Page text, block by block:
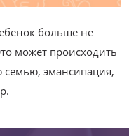
больше не
может происходить
семью, эмансипация,